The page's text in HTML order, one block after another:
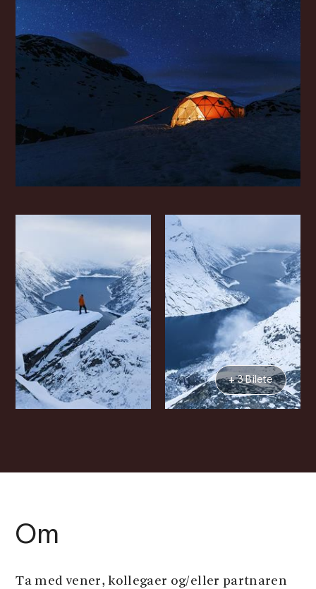
+ 3 Bilete
Om
Ta med vener, kollegaer og/eller partnaren